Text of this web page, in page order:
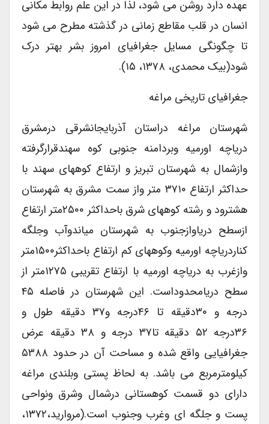
عهده دارد روشن می شود، لذا در این علم روابط مکانی
انسان در قلب مقاطع زمانی در گذشته مطرح می شود
تا چگونگی مسایل جغرافیای امروز بشر بهتر درک
شود(بیک محمدی، ۱۳۷۸، ۱۵).
جغرافیای تاریخی مراغه
شهرستان مراغه دراستان آذربایجانشرقی درمشرق
دریاچه اورمیه وبردامنه جنوبی کوه سهندقرارگرفته
وازشمال به شهرستان تبریز و ارتفاع کوههای سهند با
حداکثر ارتفاع ۳۷۱۰ متر واز سمت مشرق به شهرستان
هشترود و رشته کوههای شرق باحداکثر ۲۵۰۰متر ارتفاع
ازسطح دریاوازجنوب به شهرستان میاندوآب وجلگه
کناردریاچه اورمیه وکوههای کم ارتفاع باحداکثر۱۵۰۰متر
وازغرب به دریاچه اورمیه با ارتفاع تقریبی ۱۲۷۵متر از
سطح دریامحدوداست. این شهرستان در فاصله ۴۵
درجه و ۳۰دقیقه تا ۴۶درجه و۳۷ دقیقه طول و
۳۶درجه ۵۲ دقیقه تا۳۷ درجه و ۳۸ دقیقه عرض
جغرافیایی واقع شده و مساحت آن در حدود ۵۳۸۸
کیلومترمربع می باشد. به لحاظ پستی وبلندی مراغه
دارای دو قسمت کوهستانی درشمال وشرق ونواحی
پست و جلگه ای وغرب وجنوب است.(مروارید،۱۳۷۲،